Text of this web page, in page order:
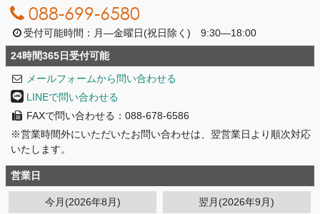
088-699-6580
受付可能時間：月―金曜日(祝日除く) 9:30―18:00
24時間365日受付可能
メールフォームから問い合わせる
LINEで問い合わせる
FAXで問い合わせる：088-678-6586
※営業時間外にいただいたお問い合わせは、翌営業日より順次対応
いたします。
営業日
今月(2026年8月) 翌月(2026年9月)